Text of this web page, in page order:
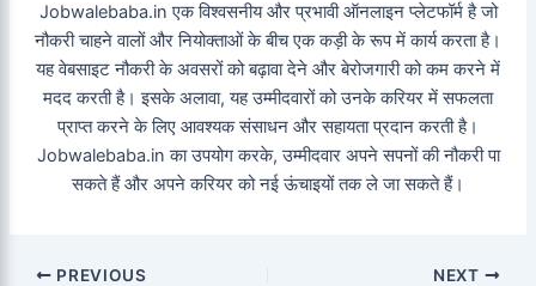
Jobwalebaba.in एक विश्वसनीय और प्रभावी ऑनलाइन प्लेटफॉर्म है जो
नौकरी चाहने वालों और नियोक्ताओं के बीच एक कड़ी के रूप में कार्य करता है।
यह वेबसाइट नौकरी के अवसरों को बढ़ावा देने और बेरोजगारी को कम करने में
मदद करती है। इसके अलावा, यह उम्मीदवारों को उनके करियर में सफलता
प्राप्त करने के लिए आवश्यक संसाधन और सहायता प्रदान करती है।
Jobwalebaba.in का उपयोग करके, उम्मीदवार अपने सपनों की नौकरी पा
सकते हैं और अपने करियर को नई ऊंचाइयों तक ले जा सकते हैं।
PREVIOUS NEXT